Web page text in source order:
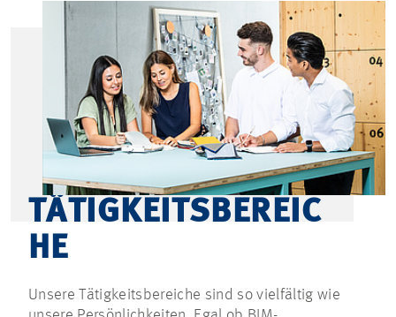
TÄTIGKEITSBEREIC
HE
Unsere Tätigkeitsbereiche sind so vielfältig wie